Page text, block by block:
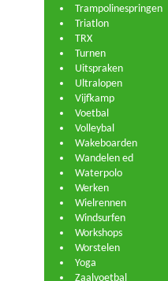
Trampolinespringen
Triatlon
TRX
Turnen
Uitspraken
Ultralopen
Vijfkamp
Voetbal
Volleybal
Wakeboarden
Wandelen ed
Waterpolo
Werken
Wielrennen
Windsurfen
Workshops
Worstelen
Yoga
Zaalvoetbal